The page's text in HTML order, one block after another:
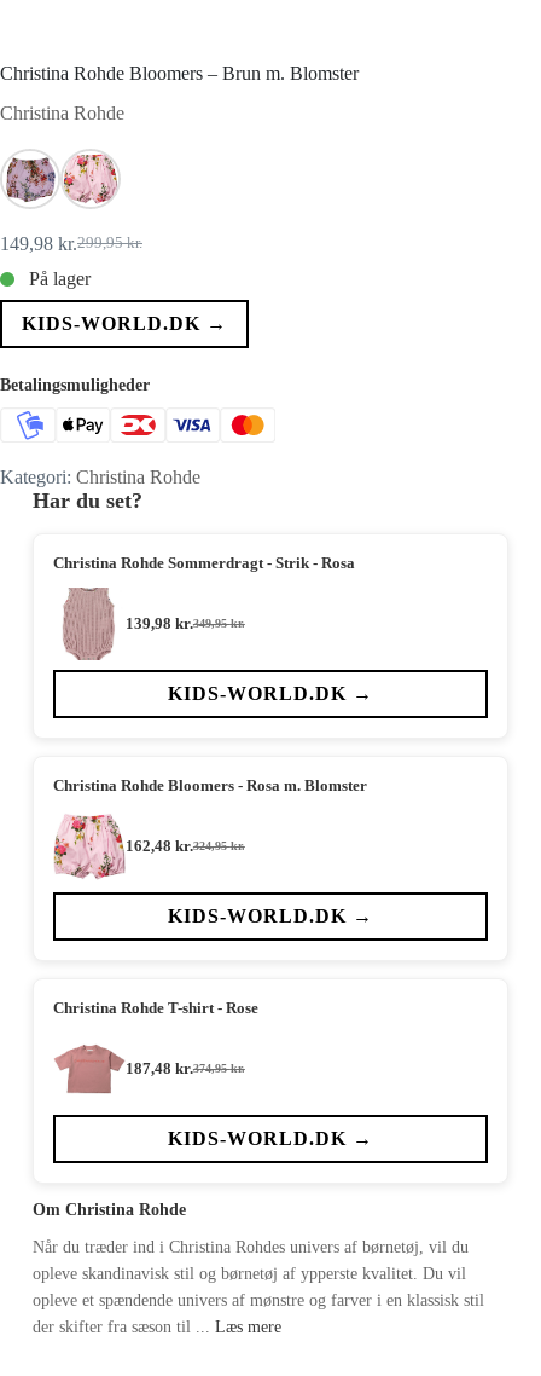
Christina Rohde Bloomers – Brun m. Blomster
Christina Rohde
299,95kr.
Den
oprindelige
pris
var:
149,98 kr.Den
aktuelle
pris
er:
På lager
KIDS-WORLD.DK →
Betalingsmuligheder
Kategori: Christina Rohde
Har du set?
Christina Rohde Sommerdragt - Strik - Rosa
349,95kr.
Den
pris
var:
139,98 kr.Den
pris
er:
KIDS-WORLD.DK →
Christina Rohde Bloomers - Rosa m. Blomster
324,95kr.
Den
pris
var:
162,48 kr.Den
pris
er:
KIDS-WORLD.DK →
Christina Rohde T-shirt - Rose
374,95kr.
Den
pris
var:
187,48 kr.Den
pris
er:
KIDS-WORLD.DK →
Om Christina Rohde
Når du træder ind i Christina Rohdes univers af børnetøj, vil du
opleve skandinavisk stil og børnetøj af ypperste kvalitet. Du vil
opleve et spændende univers af mønstre og farver i en klassisk stil
der skifter fra sæson til ... Læs mere